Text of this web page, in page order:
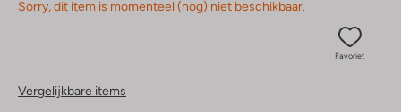
Sorry, dit item is momenteel (nog) niet beschikbaar.
Favoriet
Vergelijkbare items